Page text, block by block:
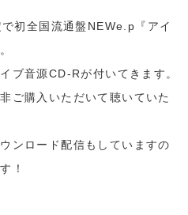
初全国流通盤NEWe.p『アイ
ブ音源CD-Rが付いてきます。
ご購入いただいて聴いていた
ンロード配信もしていますの
！